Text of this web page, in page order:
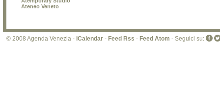
Ateneo Veneto
© 2008 Agenda Venezia - iCalendar - Feed Rss - Feed Atom - Seguici su: